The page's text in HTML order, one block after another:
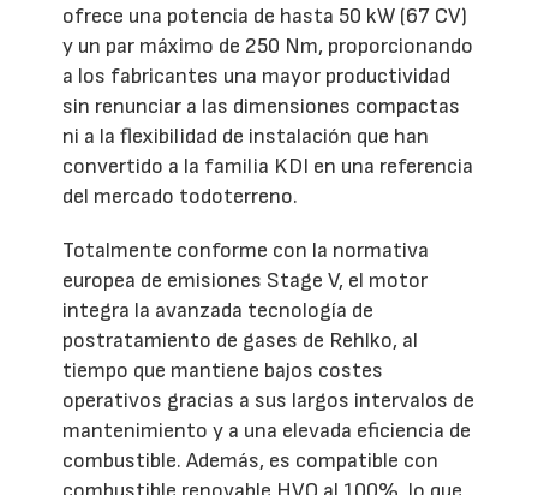
ofrece una potencia de hasta 50 kW (67 CV)
y un par máximo de 250 Nm, proporcionando
a los fabricantes una mayor productividad
sin renunciar a las dimensiones compactas
ni a la flexibilidad de instalación que han
convertido a la familia KDI en una referencia
del mercado todoterreno.
Totalmente conforme con la normativa
europea de emisiones Stage V, el motor
integra la avanzada tecnología de
postratamiento de gases de Rehlko, al
tiempo que mantiene bajos costes
operativos gracias a sus largos intervalos de
mantenimiento y a una elevada eficiencia de
combustible. Además, es compatible con